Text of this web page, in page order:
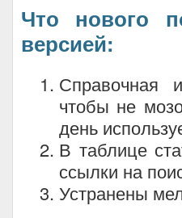
Что нового
версией:
Справочная
чтобы не
день
В таблице
ссылки на
Устранены